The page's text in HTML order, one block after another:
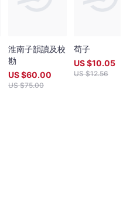
淮南子韻讀及校
勘
US $60.00
US $75.00
荀子
US $10.05
US $12.56